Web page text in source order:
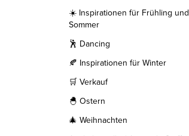
☀️ Inspirationen für Frühling und
Sommer
🕺 Dancing
🍂 Inspirationen für Winter
🛒 Verkauf
🐣 Ostern
🎄 Weihnachten